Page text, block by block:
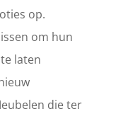
op.
om hun
laten
die ter